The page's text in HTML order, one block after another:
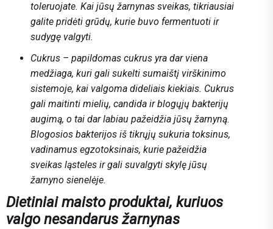
toleruojate. Kai jūsų žarnynas sveikas, tikriausiai
galite pridėti grūdų, kurie buvo fermentuoti ir
sudygę valgyti.
Cukrus – papildomas cukrus yra dar viena
medžiaga, kuri gali sukelti sumaištį virškinimo
sistemoje, kai valgoma dideliais kiekiais. Cukrus
gali maitinti mielių, candida ir blogųjų bakterijų
augimą, o tai dar labiau pažeidžia jūsų žarnyną.
Blogosios bakterijos iš tikrųjų sukuria toksinus,
vadinamus egzotoksinais, kurie pažeidžia
sveikas ląsteles ir gali suvalgyti skylę jūsų
žarnyno sienelėje.
Dietiniai maisto produktai, kuriuos
valgo nesandarus žarnynas